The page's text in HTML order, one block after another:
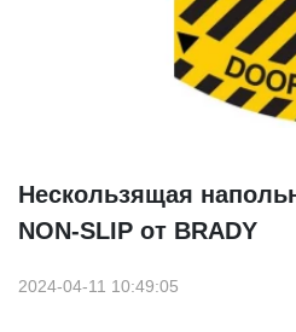
Нескользящая
NON-SLIP от BRADY
2024-04-11 10:49:05